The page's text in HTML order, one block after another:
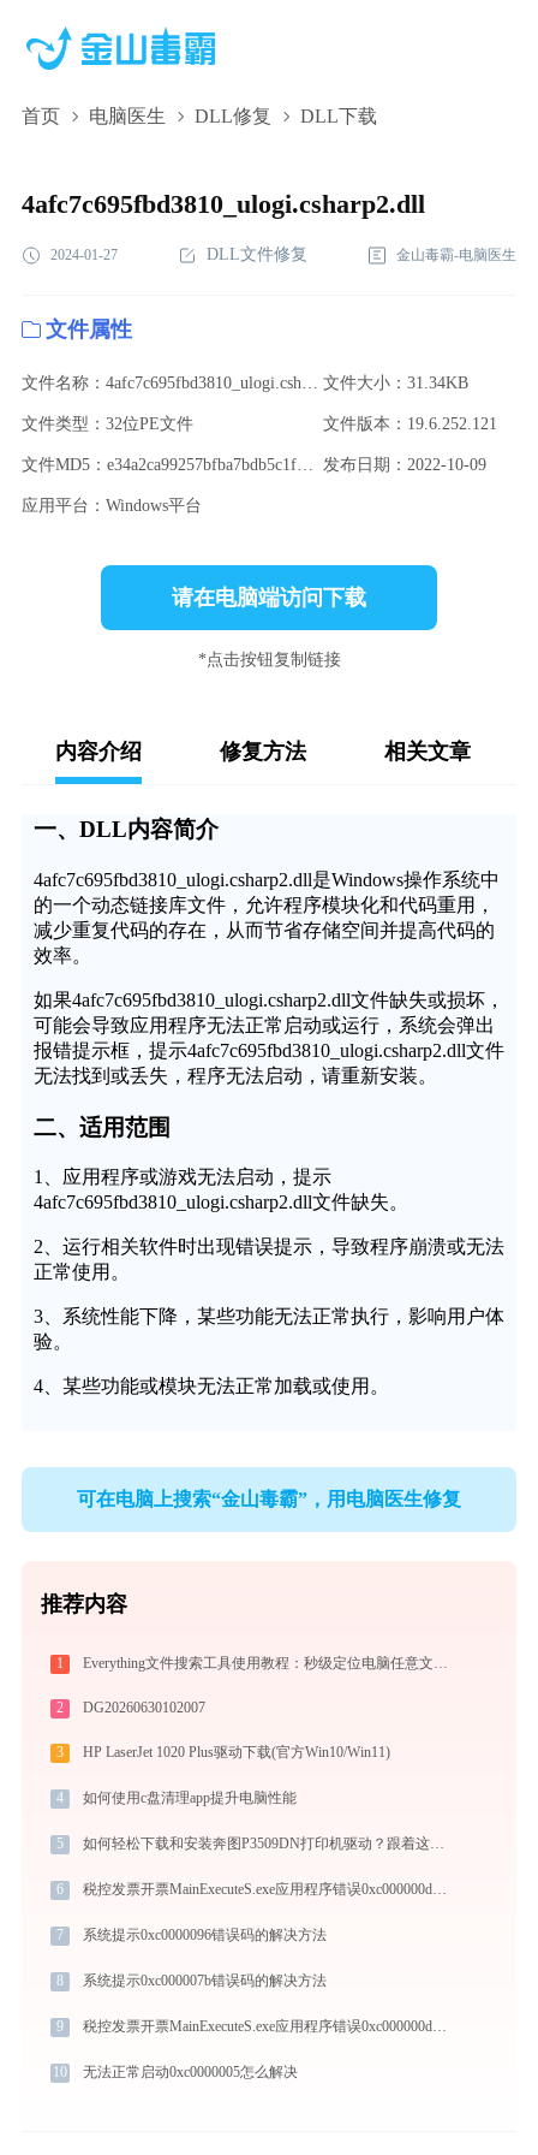
首页 电脑医生 DLL修复 DLL下载
4afc7c695fbd3810_ulogi.csharp2.dll
2024-01-27 DLL文件修复 金山毒霸-电脑医生
文件属性
文件名称：4afc7c695fbd3810_ulogi.csharp2.dll 文件大小：31.34KB
文件类型：32位PE文件 文件版本：19.6.252.121
文件MD5：e34a2ca99257bfba7bdb5c1fd58ac80a 发布日期：2022-10-09
应用平台：Windows平台
请在电脑端访问下载
*点击按钮复制链接
内容介绍 修复方法 相关文章
一、DLL内容简介
4afc7c695fbd3810_ulogi.csharp2.dll是Windows操作系统中
的一个动态链接库文件，允许程序模块化和代码重用，
减少重复代码的存在，从而节省存储空间并提高代码的
效率。
如果4afc7c695fbd3810_ulogi.csharp2.dll文件缺失或损坏，
可能会导致应用程序无法正常启动或运行，系统会弹出
报错提示框，提示4afc7c695fbd3810_ulogi.csharp2.dll文件
无法找到或丢失，程序无法启动，请重新安装。
二、适用范围
1、应用程序或游戏无法启动，提示
4afc7c695fbd3810_ulogi.csharp2.dll文件缺失。
2、运行相关软件时出现错误提示，导致程序崩溃或无法
正常使用。
3、系统性能下降，某些功能无法正常执行，影响用户体
验。
4、某些功能或模块无法正常加载或使用。
可在电脑上搜索“金山毒霸”，用电脑医生修复
推荐内容
1 Everything文件搜索工具使用教程：秒级定位电脑任意文件的高效搜索神器
2 DG20260630102007
3 HP LaserJet 1020 Plus驱动下载(官方Win10/Win11)
4 如何使用c盘清理app提升电脑性能
5 如何轻松下载和安装奔图P3509DN打印机驱动？跟着这篇指南走
6 税控发票开票MainExecuteS.exe应用程序错误0xc000000d解决方法
7 系统提示0xc0000096错误码的解决方法
8 系统提示0xc000007b错误码的解决方法
9 税控发票开票MainExecuteS.exe应用程序错误0xc000000d解决方法
10 无法正常启动0xc0000005怎么解决